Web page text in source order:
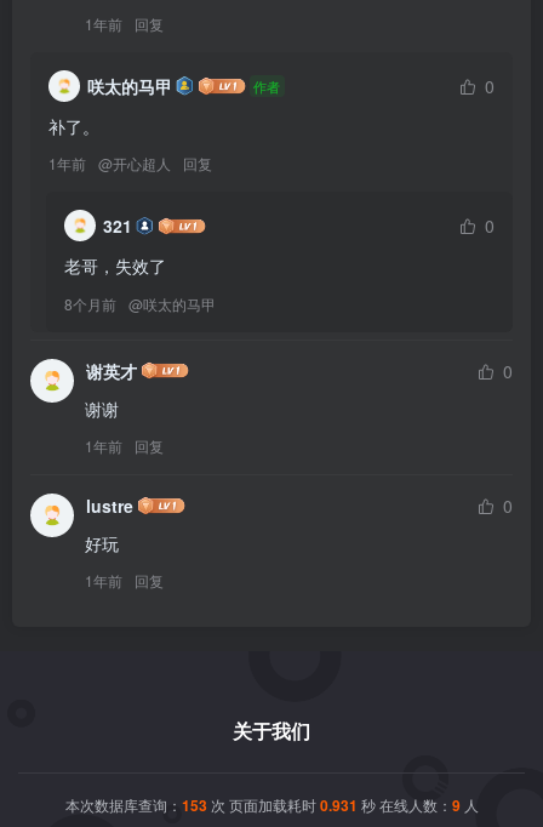
1年前 回复
咲太的马甲 作者
0
补了。
1年前 @开心超人 回复
321
0
老哥，失效了
8个月前 @咲太的马甲
谢英才
0
1年前 回复
lustre
0
1年前 回复
关于我们
本次数据库查询： 153次 页面加载耗时0.931 秒 在线人数： 9人